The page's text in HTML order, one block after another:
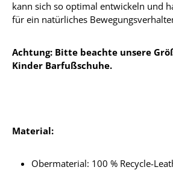
kann sich so optimal entwickeln und
für ein natürliches
Achtung: Bitte beachte unsere
Kinder Barfußschuhe.
Material:
Obermaterial: 100 % Recycle-